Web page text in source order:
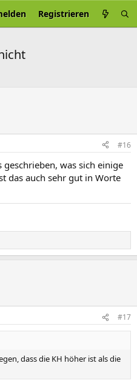
Registrieren
#16
was sich einige
das auch sehr gut in Worte
#17
dass die KH höher ist als die